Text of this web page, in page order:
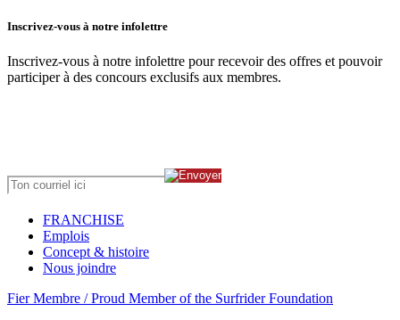
Inscrivez-vous à notre infolettre
Inscrivez-vous à notre infolettre pour recevoir des offres et pouvoir
participer à des concours exclusifs aux membres.
FRANCHISE
Emplois
Concept & histoire
Nous joindre
Fier Membre / Proud Member of the Surfrider Foundation